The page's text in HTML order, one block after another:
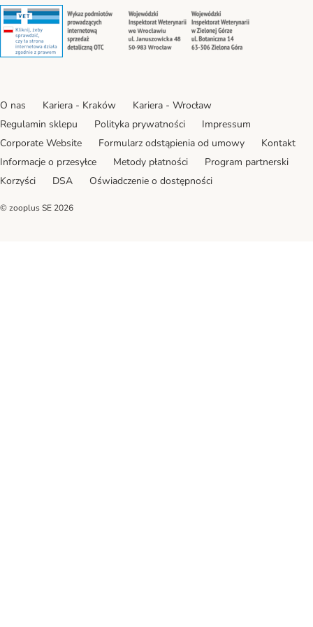
Security Security Security
O nas Kariera - Kraków
Kariera - Wrocław
Regulamin sklepu
Polityka prywatności
Impressum
Corporate Website
Formularz odstąpienia od umowy
Kontakt
Informacje o przesyłce
Metody płatności
Program partnerski
Korzyści
DSA Oświadczenie o dostępności
© zooplus SE 2026